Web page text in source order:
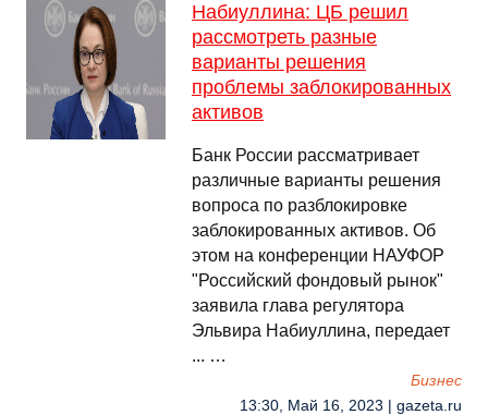
Набиуллина: ЦБ решил
рассмотреть разные
варианты решения
проблемы заблокированных
активов
Банк России рассматривает
различные варианты решения
вопроса по разблокировке
заблокированных активов. Об
этом на конференции НАУФОР
"Российский фондовый рынок"
заявила глава регулятора
Эльвира Набиуллина, передает
... …
Бизнес
13:30, Май 16, 2023 | gazeta.ru